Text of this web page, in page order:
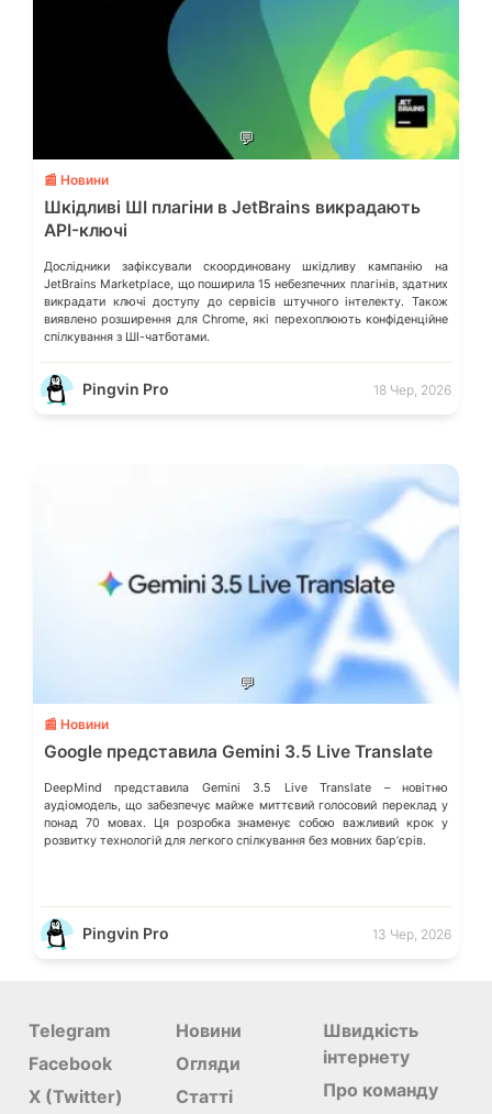
💬
📰 Новини
Шкідливі ШІ плагіни в JetBrains викрадають
API-ключі
Дослідники зафіксували скоординовану шкідливу кампанію на
JetBrains Marketplace, що поширила 15 небезпечних плагінів, здатних
викрадати ключі доступу до сервісів штучного інтелекту. Також
виявлено розширення для Chrome, які перехоплюють конфіденційне
спілкування з ШІ-чатботами.
Pingvin Pro 18 Чер, 2026
💬
📰 Новини
Google представила Gemini 3.5 Live Translate
DeepMind представила Gemini 3.5 Live Translate – новітню
аудіомодель, що забезпечує майже миттєвий голосовий переклад у
понад 70 мовах. Ця розробка знаменує собою важливий крок у
розвитку технологій для легкого спілкування без мовних барʼєрів.
Pingvin Pro 13 Чер, 2026
Telegram
Facebook
X (Twitter)
Новини
Огляди
Статті
Швидкість
інтернету
Про команду